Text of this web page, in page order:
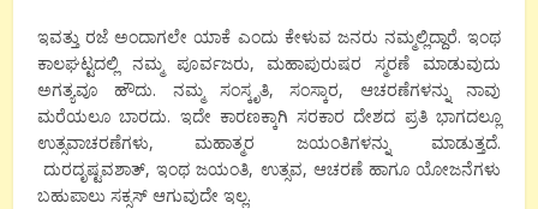
ಇವತ್ತು ರಜೆ ಅಂದಾಗಲೇ ಯಾಕೆ ಎಂದು ಕೇಳುವ ಜನರು ನಮ್ಮಲ್ಲಿದ್ದಾರೆ. ಇಂಥ
ಕಾಲಘಟ್ಟದಲ್ಲಿ ನಮ್ಮ ಪೂರ್ವಜರು, ಮಹಾಪುರುಷರ ಸ್ಮರಣೆ ಮಾಡುವುದು
ಅಗತ್ಯವೂ ಹೌದು. ನಮ್ಮ ಸಂಸ್ಕೃತಿ, ಸಂಸ್ಕಾರ, ಆಚರಣೆಗಳನ್ನು ನಾವು
ಮರೆಯಲೂ ಬಾರದು. ಇದೇ ಕಾರಣಕ್ಕಾಗಿ ಸರಕಾರ ದೇಶದ ಪ್ರತಿ ಭಾಗದಲ್ಲೂ
ಉತ್ಸವಾಚರಣೆಗಳು, ಮಹಾತ್ಮರ ಜಯಂತಿಗಳನ್ನು ಮಾಡುತ್ತದೆ.
ದುರದೃಷ್ಟವಶಾತ್, ಇಂಥ ಜಯಂತಿ, ಉತ್ಸವ, ಆಚರಣೆ ಹಾಗೂ ಯೋಜನೆಗಳು
ಬಹುಪಾಲು ಸಕ್ಸಸ್ ಆಗುವುದೇ ಇಲ್ಲ.